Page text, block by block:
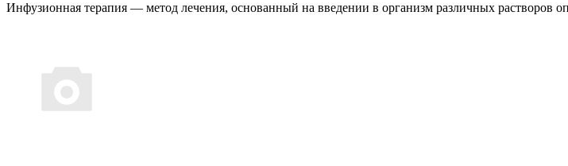
Инфузионная терапия — метод лечения, основанный на введении в организм различных растворов